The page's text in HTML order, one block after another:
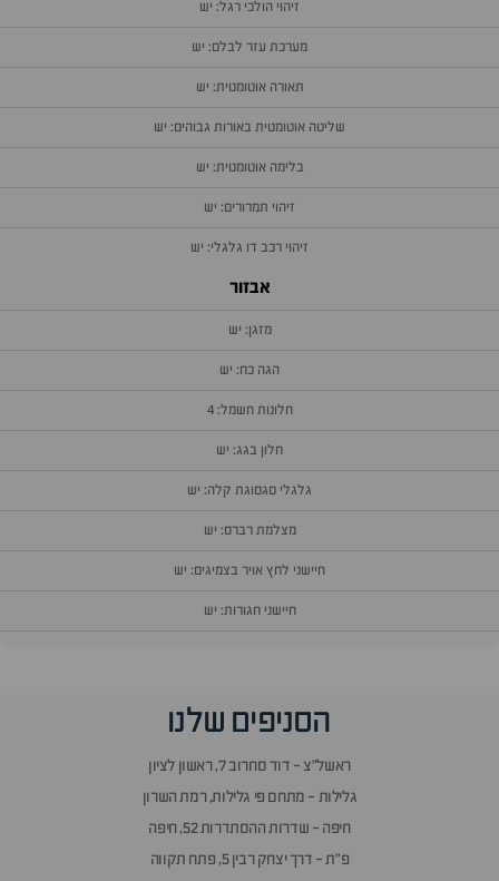
זיהוי הולכי רגל: יש
מערכת עזר לבלם: יש
תאורה אוטומטית: יש
שליטה אוטומטית באורות גבוהים: יש
בלימה אוטומטית: יש
זיהוי תמרורים: יש
זיהוי רכב דו גלגלי: יש
אבזור
מזגן: יש
הגה כח: יש
חלונות חשמל: 4
חלון בגג: יש
גלגלי סגסוגת קלה: יש
מצלמת רברס: יש
חיישני לחץ אויר בצמיגים: יש
חיישני חגורות: יש
הסניפים שלנו
ראשל״צ - דוד סחרוב 7, ראשון לציון
גלילות - מתחם פי גלילות, רמת השרון
חיפה - שדרות ההסתדרות 52, חיפה
פ״ת - דרך יצחק רבין 5, פתח תקווה